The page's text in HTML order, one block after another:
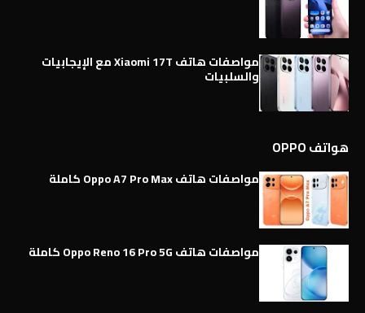
مواصفات هاتف Xiaomi 17T مع الإيجابيات
والسلبيات
هواتف OPPO
مواصفات هاتف Oppo A7 Pro Max كاملة
مواصفات هاتف Oppo Reno 16 Pro 5G كاملة